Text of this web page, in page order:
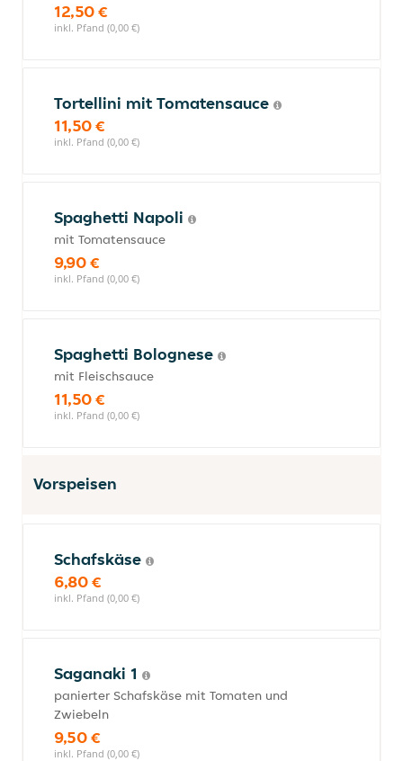
12,50 €
inkl. Pfand (0,00 €)
Tortellini mit Tomatensauce
11,50 €
inkl. Pfand (0,00 €)
Spaghetti Napoli
mit Tomatensauce
9,90 €
inkl. Pfand (0,00 €)
Spaghetti Bolognese
mit Fleischsauce
11,50 €
inkl. Pfand (0,00 €)
Vorspeisen
Schafskäse
6,80 €
inkl. Pfand (0,00 €)
Saganaki 1
panierter Schafskäse mit Tomaten und
Zwiebeln
9,50 €
inkl. Pfand (0,00 €)